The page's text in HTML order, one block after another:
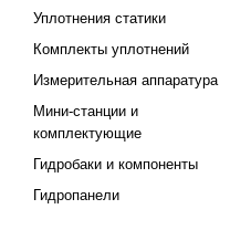
Уплотнения статики
Комплекты уплотнений
Измерительная аппаратура
Мини-станции и
комплектующие
Гидробаки и компоненты
Гидропанели